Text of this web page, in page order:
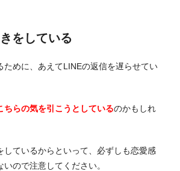
をしている
ために、あえてLINEの返信を遅らせてい
ちらの気を引こうとしているのかもしれ
しているからといって、必ずしも恋愛感
ので注意してください。